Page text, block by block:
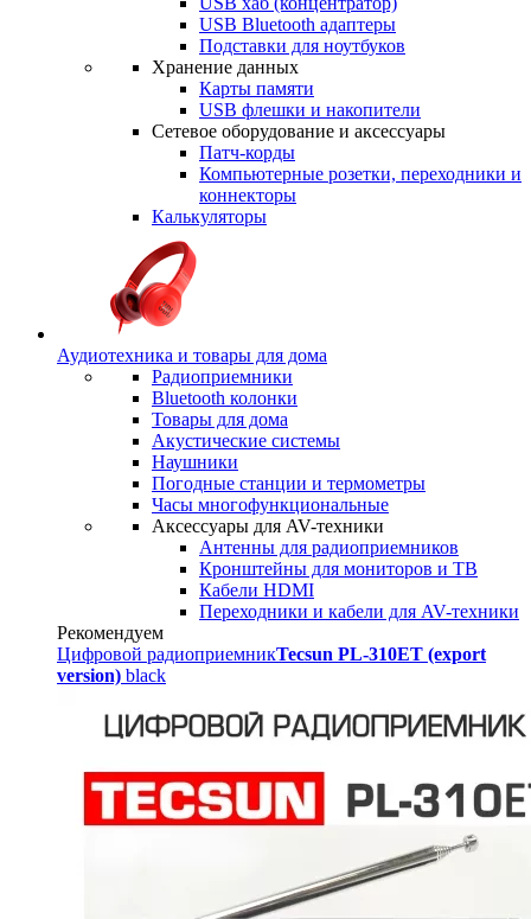
USB Bluetooth адаптеры
Подставки для ноутбуков
Хранение данных
Карты памяти
USB флешки и накопители
Сетевое оборудование и аксессуары
Патч-корды
Компьютерные розетки, переходники и
коннекторы
Калькуляторы
Аудиотехника и товары для дома
Радиоприемники
Bluetooth колонки
Товары для дома
Акустические системы
Наушники
Погодные станции и термометры
Часы многофункциональные
Аксессуары для AV-техники
Антенны для радиоприемников
Кронштейны для мониторов и ТВ
Кабели HDMI
Переходники и кабели для AV-техники
Рекомендуем
Цифровой радиоприемникTecsun PL-310ET (export
version) black